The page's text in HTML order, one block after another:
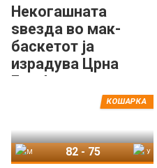
Некогашната
ѕвезда во мак-
баскетот ја
израдува Црна
Гора!
КОШАРКА
82-75